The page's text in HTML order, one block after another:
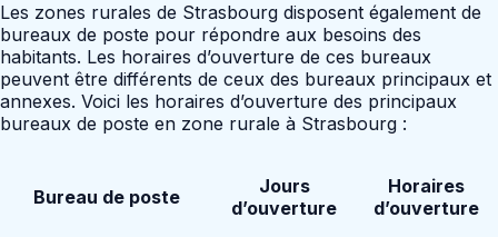
Les zones rurales de Strasbourg disposent également de
bureaux de poste pour répondre aux besoins des
habitants. Les horaires d’ouverture de ces bureaux
peuvent être différents de ceux des bureaux principaux et
annexes. Voici les horaires d’ouverture des principaux
bureaux de poste en zone rurale à Strasbourg :
Bureau de poste
Jours
d’ouverture
Horaires
d’ouverture